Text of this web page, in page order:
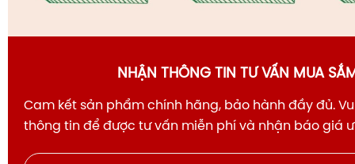
NHẬN THÔNG TIN TƯ VẤN MUA
Cam kết sản phẩm chính hãng, bảo hành đầy đủ.
thông tin để được tư vấn miễn phí và nhận báo giá